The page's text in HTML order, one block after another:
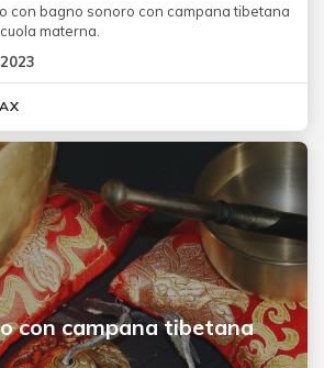
con bagno sonoro con campana tibetana
materna.
con campana tibetana